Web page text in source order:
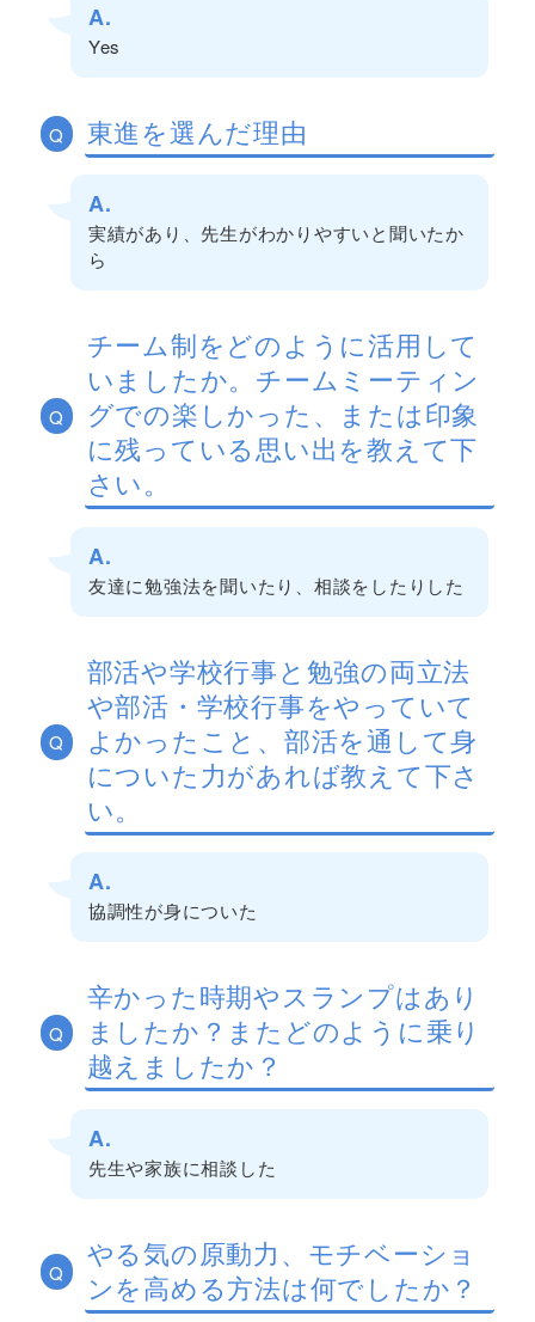
A.
Yes
Q 東進を選んだ理由
A.
実績があり、先生がわかりやすいと聞いたか
ら
Q
チーム制をどのように活用して
いましたか。チームミーティン
グでの楽しかった、または印象
に残っている思い出を教えて下
さい。
A.
友達に勉強法を聞いたり、相談をしたりした
Q
部活や学校行事と勉強の両立法
や部活・学校行事をやっていて
よかったこと、部活を通して身
についた力があれば教えて下さ
い。
A.
協調性が身についた
Q
辛かった時期やスランプはあり
ましたか？またどのように乗り
越えましたか？
A.
先生や家族に相談した
Q
やる気の原動力、モチベーショ
ンを高める方法は何でしたか？